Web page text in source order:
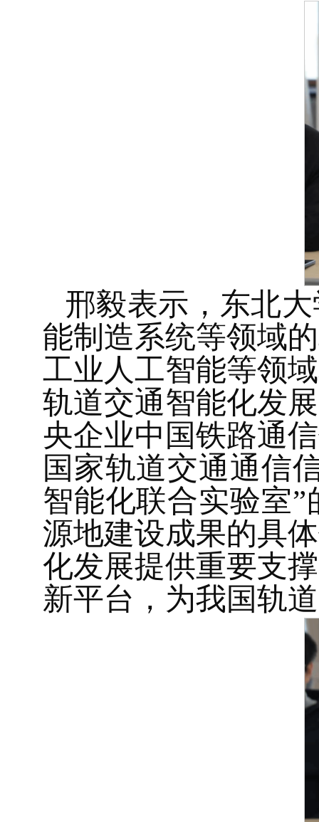
邢毅表示，东北
能制造系统等领域
工业人工智能等领
轨道交通智能化发
央企业中国铁路通
国家轨道交通通信
智能化联合实验室
源地建设成果的具
化发展提供重要支
新平台，为我国轨